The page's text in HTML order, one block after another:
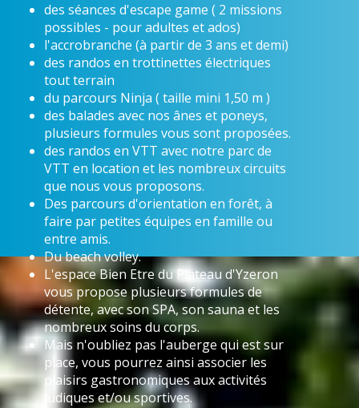
des séances d'escape game ( 2 missions
possibles - pour adultes et ados)
l'accrobranche (à partir de 3 ans et demi)
des randos en trottinettes électriques
tout terrain
du parcours Ninja ( taille mini 1,50 m )
des balades avec nos ânes et poneys,
plusieurs formules vous sont proposées.
des randos en VTT avec notre parc de
VTT en location et les nombreux circuits
que nous vous proposons.
Des parcours d'orientation en forêt, à
faire par petites équipes en famille ou
entre amis.
Du beach volley.
L'espace Bien Etre du Plateau d'Yzeron
vous propose plusieurs formules de
détente, avec son SPA, son sauna et les
nombreux soins du corps.
Mais n'oubliez pas l'auberge qui est sur
place, vous pourrez ainsi associer les
plaisirs gastronomiques aux activités
ludiques et/ou sportives.